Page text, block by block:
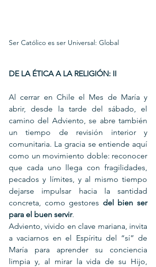
Ser Católico es ser Universal: Global
DE LA ÉTICA A LA RELIGIÓN: II
Al cerrar en Chile el Mes de María y
abrir, desde la tarde del sábado, el
camino del Adviento, se abre también
un tiempo de revisión interior y
comunitaria. La gracia se entiende aquí
como un movimiento doble: reconocer
que cada uno llega con fragilidades,
pecados y límites, y al mismo tiempo
dejarse impulsar hacia la santidad
concreta, como gestores del bien ser
para el buen servir.
Adviento, vivido en clave mariana, invita
a vaciarnos en el Espíritu del “sí” de
María para aprender su conciencia
limpia y, al mirar la vida de su Hijo,